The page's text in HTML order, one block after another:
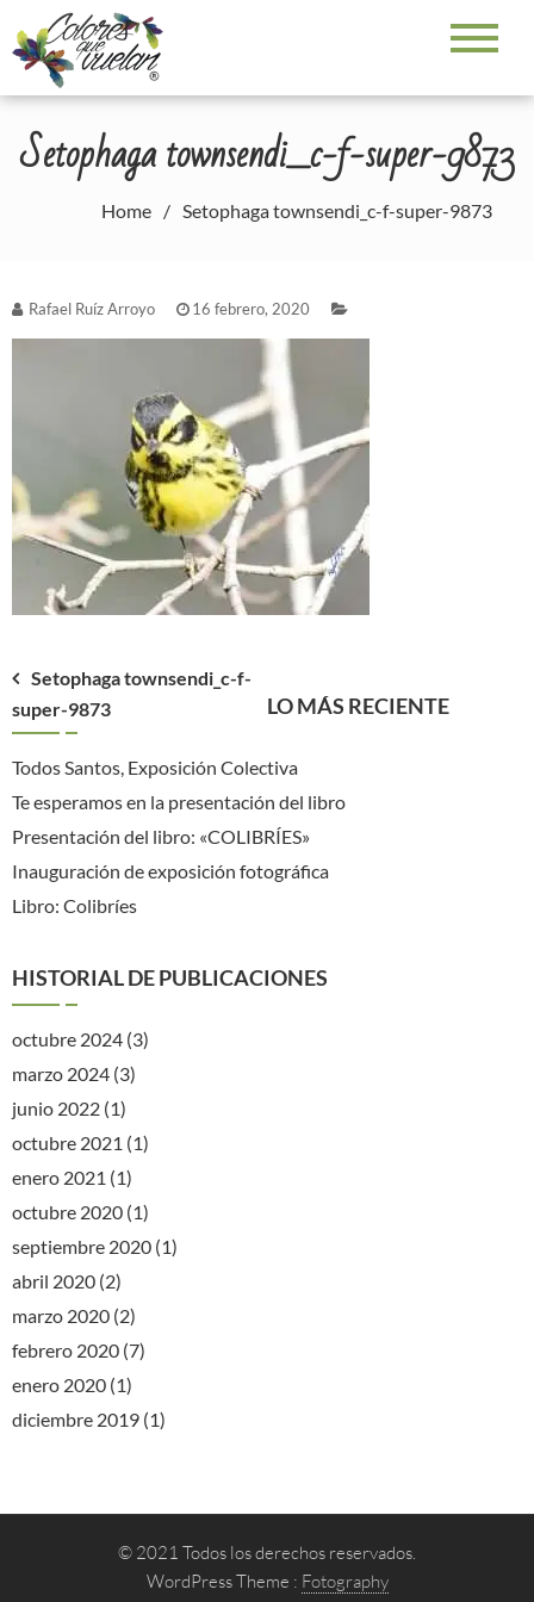
to
content
Setophaga townsendi_c-f-super-9873
Home Setophaga townsendi_c-f-super-9873
Rafael Ruíz Arroyo 16 febrero, 2020
Navegación
de
entradas
Setophaga townsendi_c-f-
super-9873
LO MÁS RECIENTE
Todos Santos, Exposición Colectiva
Te esperamos en la presentación del libro
Presentación del libro: «COLIBRÍES»
Inauguración de exposición fotográfica
Libro: Colibríes
HISTORIAL DE PUBLICACIONES
octubre 2024 (3)
marzo 2024 (3)
junio 2022 (1)
octubre 2021 (1)
enero 2021 (1)
octubre 2020 (1)
septiembre 2020 (1)
abril 2020 (2)
marzo 2020 (2)
febrero 2020 (7)
enero 2020 (1)
diciembre 2019 (1)
© 2021 Todos los derechos reservados.
WordPress Theme : Fotography